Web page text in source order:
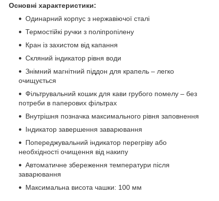
Основні характеристики:
Одинарний корпус з нержавіючої сталі
Термостійкі ручки з поліпропілену
Кран із захистом від капання
Скляний індикатор рівня води
Знімний магнітний піддон для крапель – легко
очищується
Фільтрувальний кошик для кави грубого помелу – без
потреби в паперових фільтрах
Внутрішня позначка максимального рівня заповнення
Індикатор завершення заварювання
Попереджувальний індикатор перегріву або
необхідності очищення від накипу
Автоматичне збереження температури після
заварювання
Максимальна висота чашки: 100 мм